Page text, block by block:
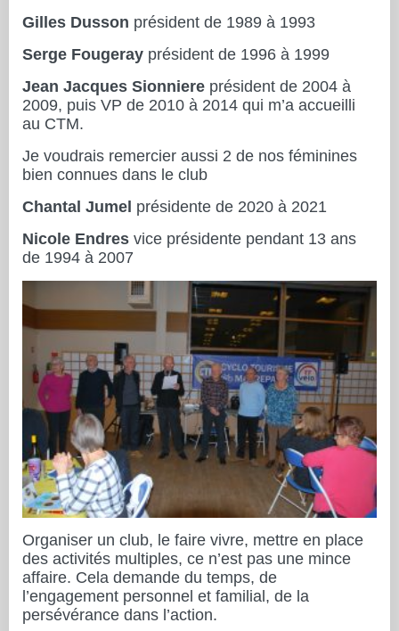
Gilles Dusson président de 1989 à 1993
Serge Fougeray président de 1996 à 1999
Jean Jacques Sionniere président de 2004 à
2009, puis VP de 2010 à 2014 qui m’a accueilli
au CTM.
Je voudrais remercier aussi 2 de nos féminines
bien connues dans le club
Chantal Jumel présidente de 2020 à 2021
Nicole Endres vice présidente pendant 13 ans
de 1994 à 2007
Organiser un club, le faire vivre, mettre en place
des activités multiples, ce n’est pas une mince
affaire. Cela demande du temps, de
l’engagement personnel et familial, de la
persévérance dans l’action.